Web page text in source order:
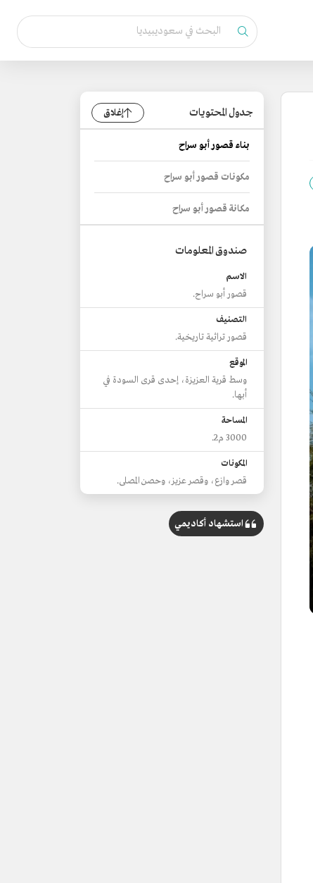
جدول المحتويات إغلاق
بناء قصور أبو سراح
مكونات قصور أبو سراح
مكانة قصور أبو سراح
صندوق المعلومات
الاسم
قصور أبو سراح.
التصنيف
قصور تراثية تاريخية.
الموقع
وسط قرية العزيزة، إحدى قرى السودة في
أبها.
المساحة
3000 م2.
المكونات
قصر وازع، وقصر عزيز، وحصن المصلى.
استشهاد أكاديمي